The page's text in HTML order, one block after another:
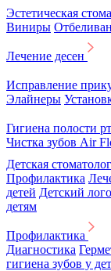
Эстетическая
Виниры
Лечение десен
Исправление
Элайнеры
Гигиена полости
Чистка зубов Air
Детская
Профилактика
детей Детский
детям
Профилактика
Диагностика
гигиена зубов у